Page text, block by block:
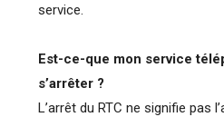
service.
Est-ce-que mon service
s’arrêter ?
L’arrêt du RTC ne signifie pas